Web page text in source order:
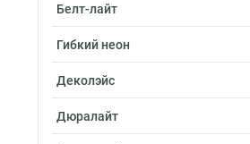
Белт-лайт
Гибкий неон
Деколэйс
Дюралайт